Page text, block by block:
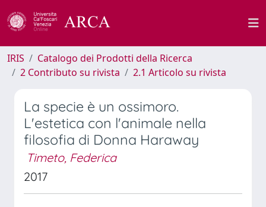
IRIS
Catalogo dei Prodotti della Ricerca
2 Contributo su rivista
2.1 Articolo su rivista
La specie è un ossimoro.
L'estetica con l'animale nella
filosofia di Donna Haraway
Timeto, Federica
2017